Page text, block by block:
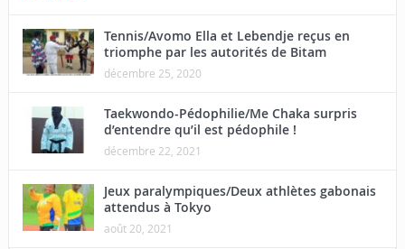
Tennis/Avomo Ella et Lebendje reçus en
triomphe par les autorités de Bitam
décembre 25, 2020
Taekwondo-Pédophilie/Me Chaka surpris
d’entendre qu’il est pédophile !
décembre 22, 2021
Jeux paralympiques/Deux athlètes gabonais
attendus à Tokyo
août 20, 2021